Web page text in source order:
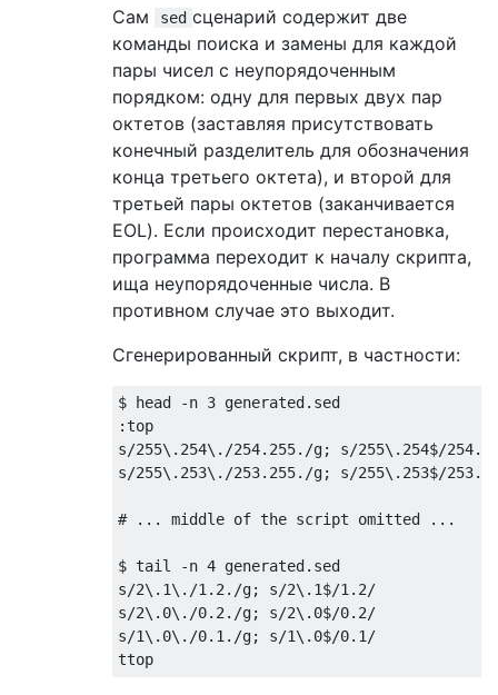
Сам
sed сценарий содержит две
команды поиска и замены для каждой
пары чисел с неупорядоченным
порядком: одну для первых двух пар
октетов (заставляя присутствовать
конечный разделитель для обозначения
конца третьего октета), и второй для
третьей пары октетов (заканчивается
EOL). Если происходит перестановка,
программа переходит к началу скрипта,
ища неупорядоченные числа. В
противном случае это выходит.
Сгенерированный скрипт, в частности:
$ head -n 3 generated.sed
:top
s/255\.254\./254.255./g; s/255\.254$/
s/255\.253\./253.255./g; s/255\.253$/
# ... middle of the script omitted ...
$ tail -n 4 generated.sed
s/2\.1\./1.2./g; s/2\.1$/1.2/
s/2\.0\./0.2./g; s/2\.0$/0.2/
s/1\.0\./0.1./g; s/1\.0$/0.1/